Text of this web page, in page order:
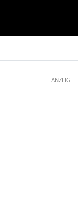
ANZEIGE